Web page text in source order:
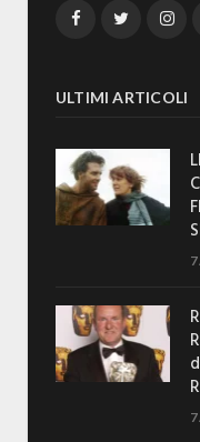
FacebookTwitter
ULTIMI ARTICOLI
7
7